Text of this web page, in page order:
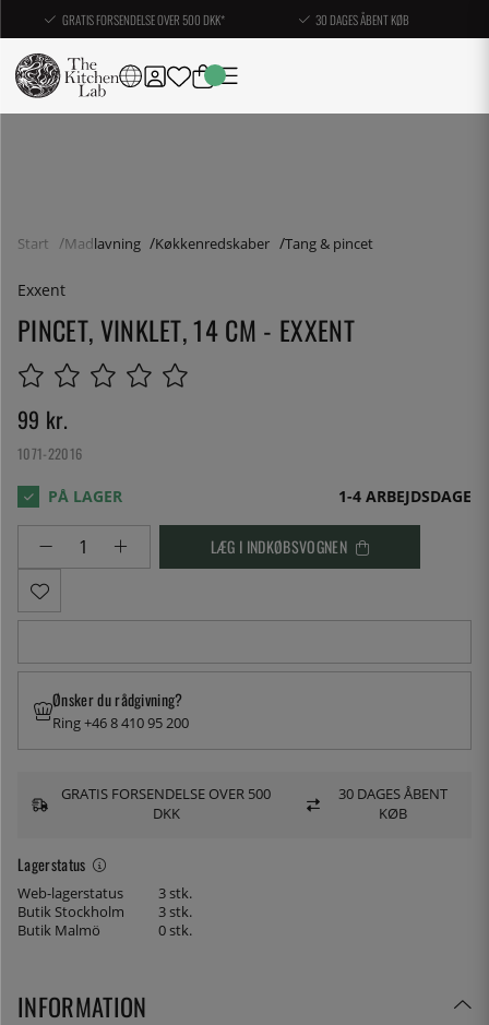
GRATIS FORSENDELSE OVER 500 DKK* 30 DAGES ÅBENT KØB
Start Madlavning Køkkenredskaber Tang & pincet
Exxent
PINCET, VINKLET, 14 CM - EXXENT
99 kr.
1071-22016
1-4 ARBEJDSDAGE
LÆG I INDKØBSVOGNEN
Lagerstatus
Web-lagerstatus
3 stk.
Butik Stockholm
3 stk.
Butik Malmö
0 stk.
Ønsker du rådgivning?
Ring +46 8 410 95 200
GRATIS FORSENDELSE OVER 500
DKK
30 DAGES ÅBENT
KØB
INFORMATION